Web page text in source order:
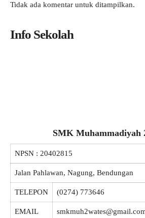
Tidak ada komentar untuk ditampilkan.
Info Sekolah
SMK Muhammadiyah
NPSN : 20402815
Jalan Pahlawan, Nagung, Bendungan
TELEPON (0274) 773646
EMAIL